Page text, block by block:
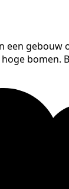
een gebouw
bomen.